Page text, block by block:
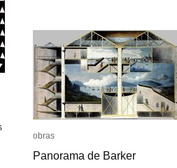
obras
Panorama de Barker
obras
Panorama de Barker